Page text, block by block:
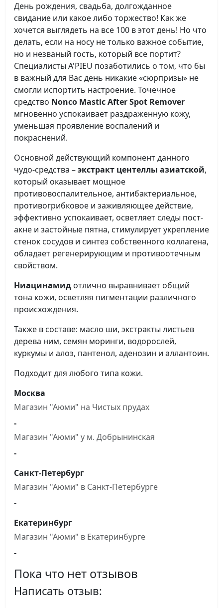
День рождения, свадьба, долгожданное
свидание или какое либо торжество! Как же
хочется выглядеть на все 100 в этот день! Но что
делать, если на носу не только важное событие,
но и незваный гость, который все портит?
Специалисты A'PIEU позаботились о том, что бы
в важный для Вас день никакие «сюрпризы» не
смогли испортить настроение. Точечное
средство Nonco Mastic After Spot Remover
мгновенно успокаивает раздраженную кожу,
уменьшая проявление воспалений и
покраснений.
Основной действующий компонент данного
чудо-средства –экстракт центеллы азиатской,
который оказывает мощное
противовоспалительное, антибактериальное,
противогрибковое и заживляющее действие,
эффективно успокаивает, осветляет следы пост-
акне и застойные пятна, стимулирует укрепление
стенок сосудов и синтез собственного коллагена,
обладает регенерирующим и противоотечным
свойством.
Ниацинамид отлично выравнивает общий
тона кожи, осветляя пигментации различного
происхождения.
Также в составе: масло ши, экстракты листьев
дерева ним, семян моринги, водорослей,
куркумы и алоэ, пантенол, аденозин и аллантоин.
Подходит для любого типа кожи.
Москва
Магазин "Аюми" на Чистыx прудах
-
Магазин "Аюми" у м. Добрынинская
-
Санкт-Петербург
Магазин "Аюми" в Санкт-Петербурге
-
Екатеринбург
Магазин "Аюми" в Екатеринбурге
-
Пока что нет отзывов
Написать отзыв: